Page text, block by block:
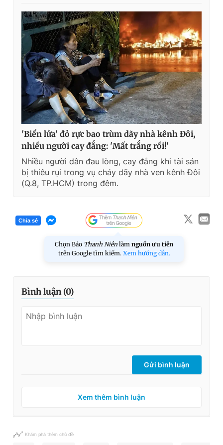
'Biển lửa' đỏ rực bao trùm dãy nhà kênh Đôi,
nhiều người cay đắng: 'Mất trắng rồi!'
Nhiều người dân đau lòng, cay đắng khi tài sản
bị thiêu rụi trong vụ cháy dãy nhà ven kênh Đôi
(Q.8, TP.HCM) trong đêm.
Chia sẻ
Chọn Báo Thanh Niên làm nguồn ưu tiên
trên Google tìm kiếm. Xem hướng dẫn.
Bình luận (0)
Gửi bình luận
Xem thêm bình luận
Khám phá thêm chủ đề